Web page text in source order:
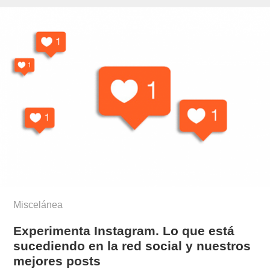
Miscelánea
Experimenta Instagram. Lo que está
sucediendo en la red social y nuestros
mejores posts